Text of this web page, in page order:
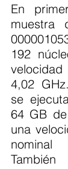
En
muestra
192
4,02
se
64 GB
una